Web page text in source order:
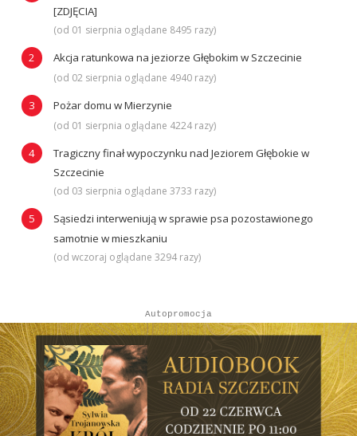
[ZDJĘCIA]
(od 01 sierpnia oglądane 8495 razy)
Akcja ratunkowa na jeziorze Głębokim w Szczecinie
(od 02 sierpnia oglądane 4940 razy)
Pożar domu w Mierzynie
(od 01 sierpnia oglądane 4224 razy)
Tragiczny finał wypoczynku nad Jeziorem Głębokie w
Szczecinie
(od 03 sierpnia oglądane 3733 razy)
Sąsiedzi interweniują w sprawie psa pozostawionego
samotnie w mieszkaniu
(od wczoraj oglądane 3294 razy)
Autopromocja